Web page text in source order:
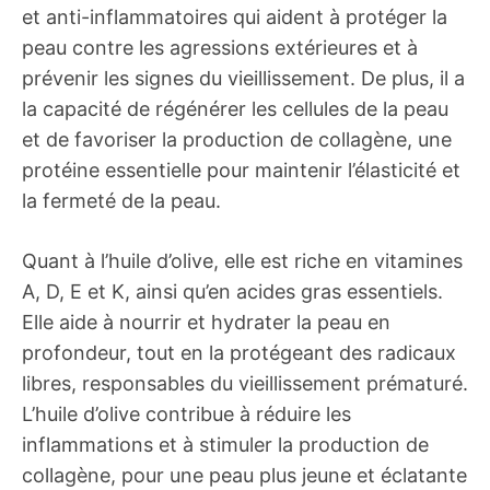
et anti-inflammatoires qui aident à protéger la
peau contre les agressions extérieures et à
prévenir les signes du vieillissement. De plus, il a
la capacité de régénérer les cellules de la peau
et de favoriser la production de collagène, une
protéine essentielle pour maintenir l’élasticité et
la fermeté de la peau.
Quant à l’huile d’olive, elle est riche en vitamines
A, D, E et K, ainsi qu’en acides gras essentiels.
Elle aide à nourrir et hydrater la peau en
profondeur, tout en la protégeant des radicaux
libres, responsables du vieillissement prématuré.
L’huile d’olive contribue à réduire les
inflammations et à stimuler la production de
collagène, pour une peau plus jeune et éclatante